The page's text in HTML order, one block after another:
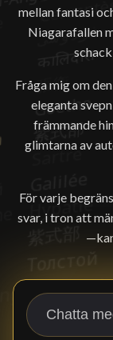
mellan fantasi
Niagarafallen
Fråga mig om
eleganta
främmande
glimtarna av
För varje
svar, i tron att